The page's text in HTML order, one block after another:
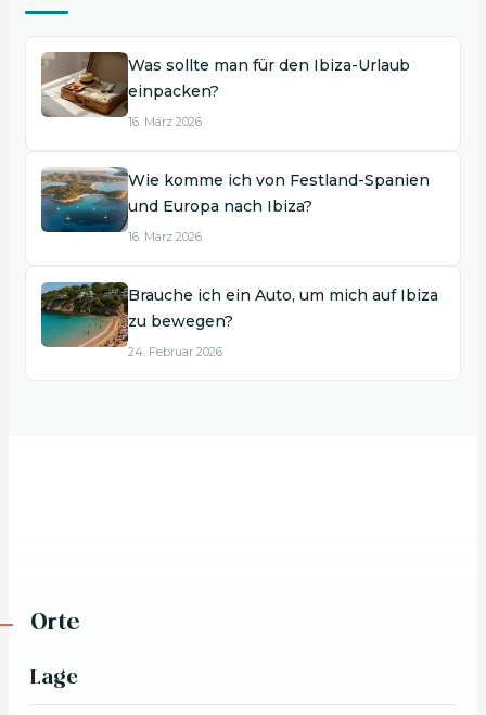
Was sollte man für den Ibiza-Urlaub
einpacken?
16. März 2026
Wie komme ich von Festland-Spanien
und Europa nach Ibiza?
16. März 2026
Brauche ich ein Auto, um mich auf Ibiza
zu bewegen?
24. Februar 2026
Orte
Lage